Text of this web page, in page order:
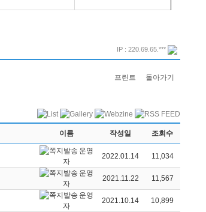
IP : 220.69.65.***
프린트 돌아가기
이름 작성일 조회수
운영
자
2022.01.14 11,034
운영
자
2021.11.22 11,567
운영
자
2021.10.14 10,899